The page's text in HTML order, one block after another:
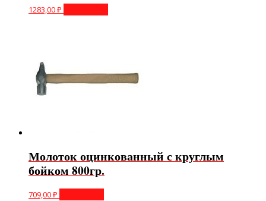
1283,00₽
Молоток оцинкованный с круглым
бойком 800гр.
709,00₽